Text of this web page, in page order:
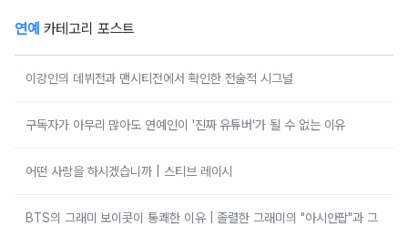
연예 카테고리 포스트
이강인의 데뷔전과 맨시티전에서 확인한 전술적 시그널
구독자가 아무리 많아도 연예인이 '진짜 유튜버'가 될 수 없는 이유
어떤 사랑을 하시겠습니까 | 스티브 레이시
BTS의 그래미 보이콧이 통쾌한 이유 | 졸렬한 그래미의 "아시안팝"과 그